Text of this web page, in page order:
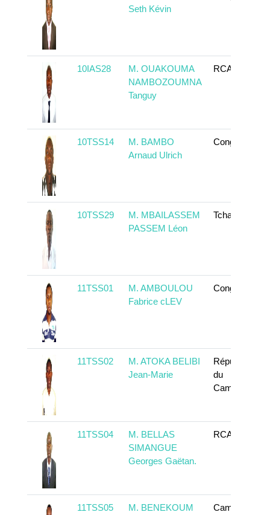
Seth Kévin
10IAS28
M. OUAKOUMA
NAMBOZOUMNA
Tanguy
RCA
10TSS14
M. BAMBO
Arnaud Ulrich
Congo
10TSS29
M. MBAILASSEM
PASSEM Léon
Tchad
11TSS01
M. AMBOULOU
Fabrice cLEV
Congo
11TSS02
M. ATOKA BELIBI
Jean-Marie
République
du
Cameroun
11TSS04
M. BELLAS
SIMANGUE
Georges Gaëtan.
RCA
11TSS05
M. BENEKOUM
Cameroun